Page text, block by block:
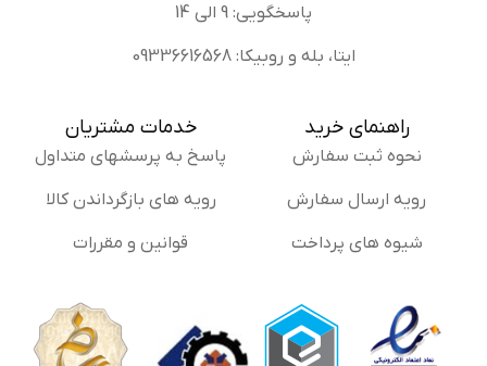
پاسخگویی: 9 الی 14
ایتا، بله و روبیکا: 09336616568
راهنمای خرید
نحوه ثبت سفارش
رویه ارسال سفارش
شیوه های پرداخت
خدمات مشتریان
پاسخ به پرسشهای متداول
رویه های بازگرداندن کالا
قوانین و مقررات